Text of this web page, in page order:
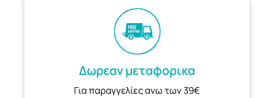
Δωρεαν μεταφορικα
Για παραγγελίες ανω των 39€